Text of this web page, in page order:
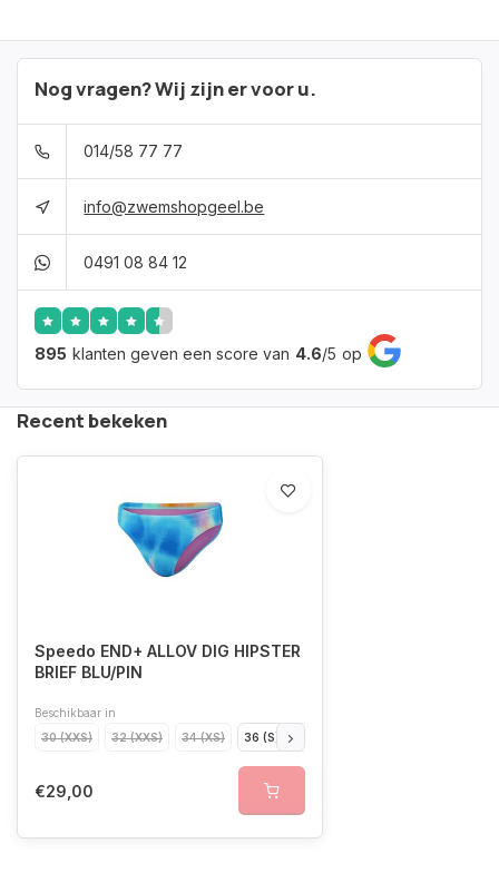
Nog vragen? Wij zijn er voor u.
014/58 77 77
info@zwemshopgeel.be
0491 08 84 12
895 klanten geven een score van 4.6/5 op
Recent bekeken
Speedo END+ ALLOV DIG HIPSTER
BRIEF BLU/PIN
Beschikbaar in
30 (XXS)
32 (XXS) 34 (XS) 36 (S)
€29,00